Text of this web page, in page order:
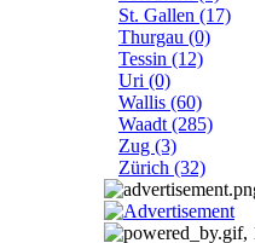
St. Gallen (17)
Thurgau (0)
Tessin (12)
Uri (0)
Wallis (60)
Waadt (285)
Zug (3)
Zürich (32)